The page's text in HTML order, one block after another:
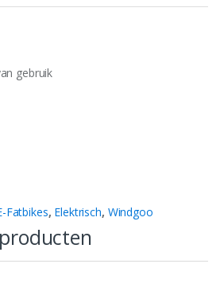
gebruik
Fatbikes, Elektrisch, Windgoo